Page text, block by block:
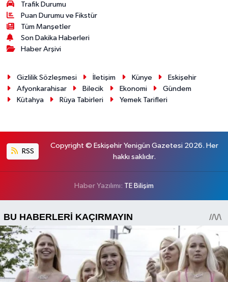
Trafik Durumu
Puan Durumu ve Fikstür
Tüm Manşetler
Son Dakika Haberleri
Haber Arşivi
Gizlilik Sözleşmesi İletişim Künye
Eskişehir
Afyonkarahisar
Bilecik Ekonomi
Gündem
Kütahya
Rüya Tabirleri Yemek Tarifleri
RSS
Copyright © Eskişehir Yenigün Gazetesi 2026. Her
hakkı saklıdır.
Haber Yazılımı: TE Bilişim